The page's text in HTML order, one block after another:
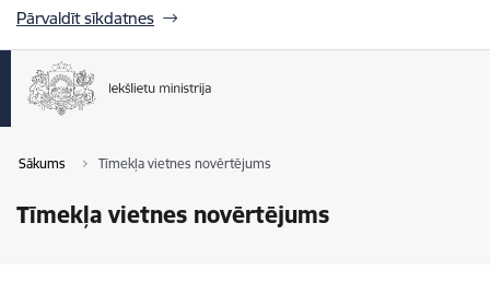
Pārvaldīt sīkdatnes
Sākums Tīmekļa vietnes novērtējums
Tīmekļa vietnes novērtējums